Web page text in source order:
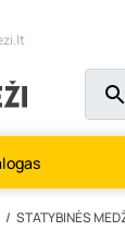
STATYBINĖS